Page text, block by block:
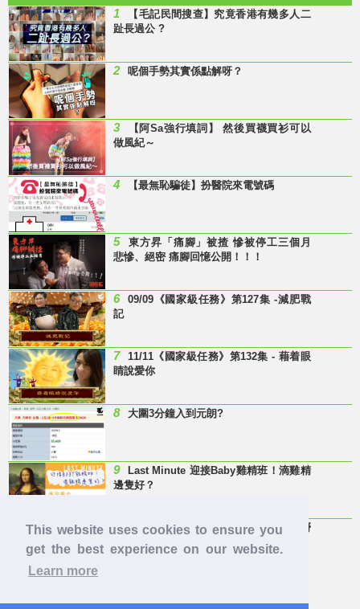
This website uses cookies to ensure you
get the best experience on our website.
Learn more
1
【毛記民間搜查】究竟香港有幾多人二
趾長過公 ?
2 呢個手勢其實係點解呀？
3
【阿Sa強行填詞】 然後買襪買衫可以
做風紀～
4 【最無恥騙徒】扮醫院來電號碼
5
東方昇「痛腳」被揸 慘被停工三個月
悲慘、絕密 痛腳回憶公開！！！
6
09/09《國家級任務》第127集 -減肥戰
記
7
11/11《國家級任務》第132集 - 藉着眼
睛說愛你
8 大圍3分鐘入到元朗?
9
Last Minute 迎接Baby雞精班！滴雞精
邊隻好？
10
【童年回憶】 有冇人記得呢兩隻嘢